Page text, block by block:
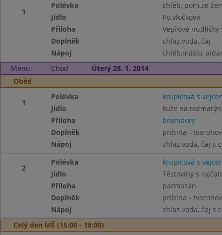
1
Polévka
chléb, pom.ze
Jídlo
Po.vločková
Příloha
Vepřové nudličky
Doplněk
chlaz.voda, čaj
Nápoj
chléb,máslo,
Menu
Chod
Úterý 28. 1. 2014
Oběd
1
Polévka
krupicová s
Jídlo
kuře na
Příloha
brambory
Doplněk
pribina -
Nápoj
chlaz.voda, čaj s
2
Polévka
krupicová s
Jídlo
Těstoviny s
Příloha
parmazán
Doplněk
pribina -
Nápoj
chlaz.voda, čaj s
Celý den MŠ (15:00 - 18:00)